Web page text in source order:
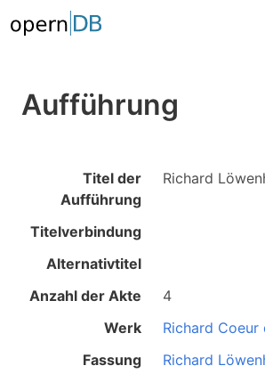
Aufführung
Titel der
Aufführung
Richard
Titelverbindung
Alternativtitel
Anzahl der Akte
4
Werk
Richard Coeur
Fassung
Richard